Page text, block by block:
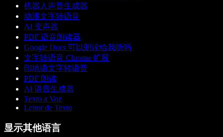
机器人声音生成器
动漫文字转语音
AI 变声器
PDF 语音朗读器
Google Docs 可以朗读给我听吗
文字转语音 Chrome 扩展
印地语文字转语音
PDF 朗读
AI 语音生成器
Texto a Voz
Leitor de Texto
显示其他语言